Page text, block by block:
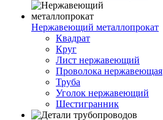
Нержавеющий металлопрокат
Квадрат
Круг
Лист нержавеющий
Проволока нержавеющая
Труба
Уголок нержавеющий
Шестигранник